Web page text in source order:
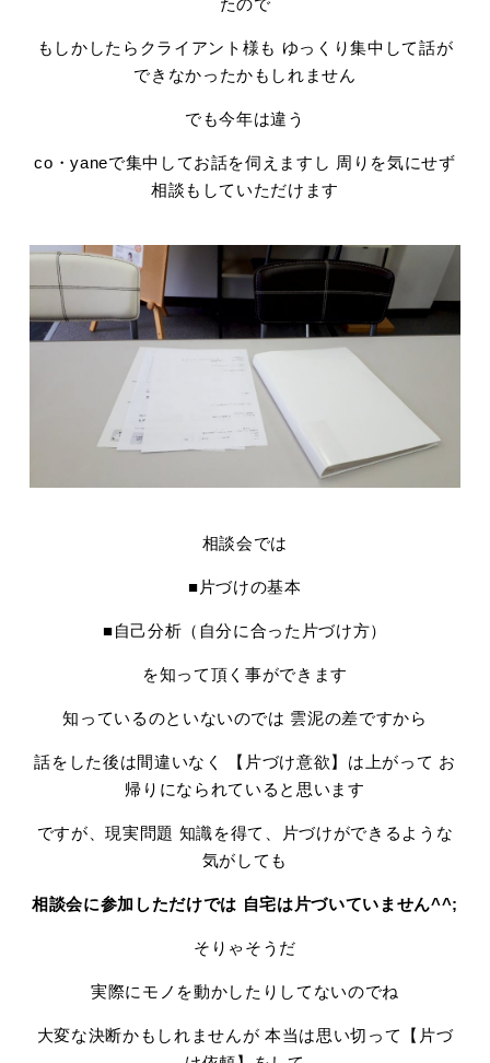
たので
もしかしたらクライアント様も ゆっくり集中して話が
できなかったかもしれません
でも今年は違う
co・yaneで集中してお話を伺えますし 周りを気にせず
相談もしていただけます
相談会では
■片づけの基本
■自己分析（自分に合った片づけ方）
を知って頂く事ができます
知っているのといないのでは 雲泥の差ですから
話をした後は間違いなく 【片づけ意欲】は上がって お
帰りになられていると思います
ですが、現実問題 知識を得て、片づけができるような
気がしても
相談会に参加しただけでは 自宅は片づいていません^^;
そりゃそうだ
実際にモノを動かしたりしてないのでね
大変な決断かもしれませんが 本当は思い切って【片づ